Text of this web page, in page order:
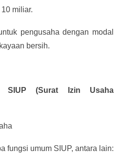
miliar.
pengusaha dengan modal
bersih.
SIUP (Surat Izin Usaha
fungsi umum SIUP, antara lain: